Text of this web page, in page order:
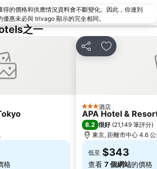
東京迪士尼海洋
Gotanda Station
Shinjuku-gyoemmae Metro Station
Hamamatsucho station
Nishi-Kasai Metro Station
Shimbashi Metro Station
Toyosu Station
得的價格和供應情況資料會不斷變化。因此，你連到
惠未必與 trivago 顯示的完全相同。
之一
格
分享 放到收藏夾
3 星級酒店
APA Hotel &
8.2 很好 (21,149 筆評分)
東京, 距離市中心 4.6
低至 $343
查看 7 個網站的價格